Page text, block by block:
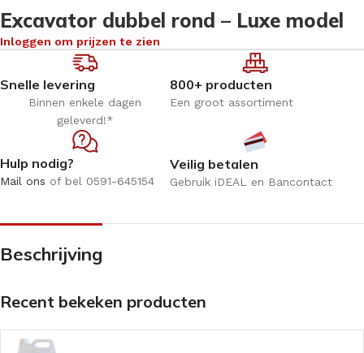
Excavator dubbel rond – Luxe model
Inloggen om prijzen te zien
Snelle levering
Binnen enkele dagen
geleverd!*
800+ producten
Een groot assortiment
Hulp nodig?
Mail ons of bel 0591-645154
Veilig betalen
Gebruik iDEAL en Bancontact
Beschrijving
Recent bekeken producten